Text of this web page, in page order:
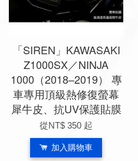
「SIREN」KAWASAKI
Z1000SX／NINJA
1000（2018–2019） 專
車專用頂級熱修復螢幕
犀牛皮、抗UV保護貼膜
從NT$ 350 起
加入購物車